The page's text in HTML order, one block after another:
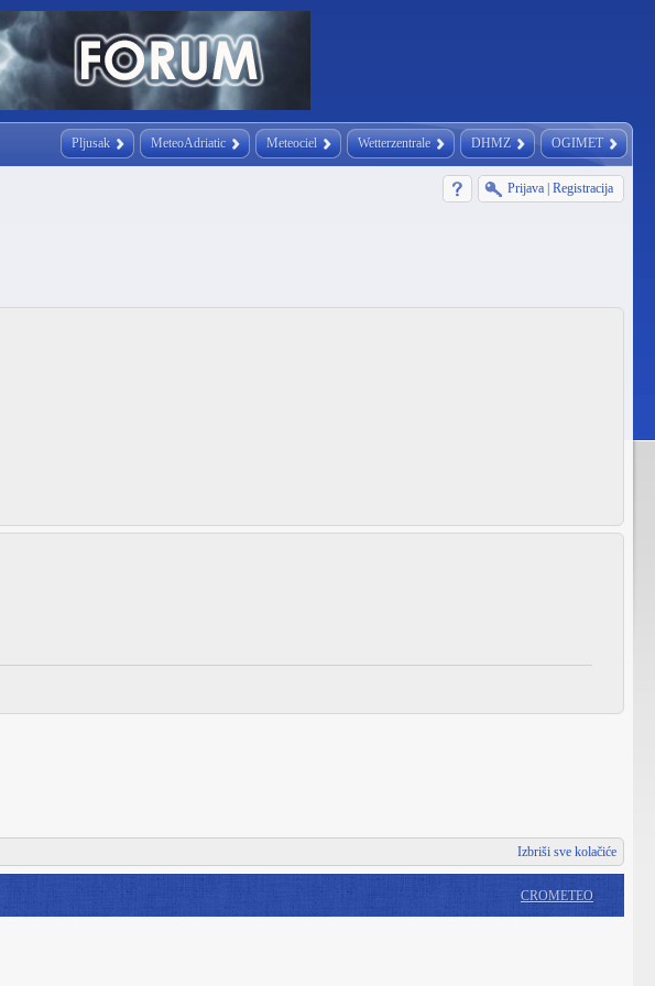
Pljusak MeteoAdriatic Meteociel Wetterzentrale DHMZ OGIMET
Prijava Registracija
Izbriši sve kolačiće
CROMETEO